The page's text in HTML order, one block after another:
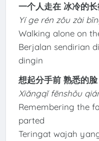
一个人走在 冰冷的
Yí ge rén zǒu zài
Walking alone on
Berjalan sendirian
dingin
想起分手前 熟悉的脸
Xiǎngqǐ fēnshǒu
Remembering the
parted
Teringat wajah